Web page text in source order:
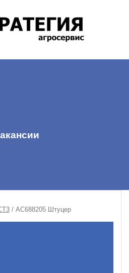
/ AC688205 Штуцер